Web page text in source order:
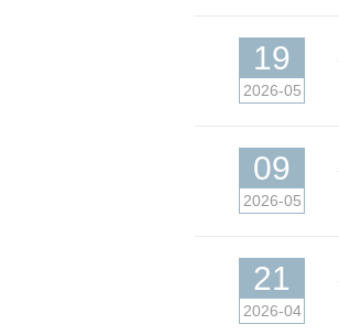
19
2026-05
09
2026-05
21
2026-04